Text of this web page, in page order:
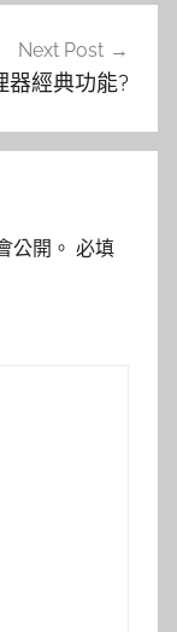
Next Post
器經典功能?
公開。 必填